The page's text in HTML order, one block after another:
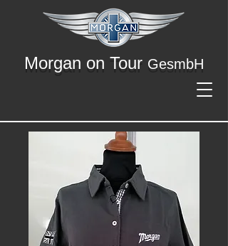
Morgan on Tour GesmbH